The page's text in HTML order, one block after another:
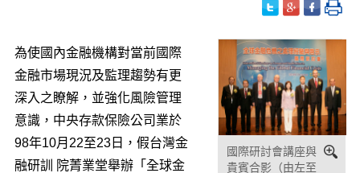
國際研討會講座與
貴賓合影（由左至
為使國內金融機構對當前國際
金融市場現況及監理趨勢有更
深入之瞭解，並強化風險管理
意識，中央存款保險公司業於
98年10月22至23日，假台灣金
融研訓 院菁業堂舉辦「全球金